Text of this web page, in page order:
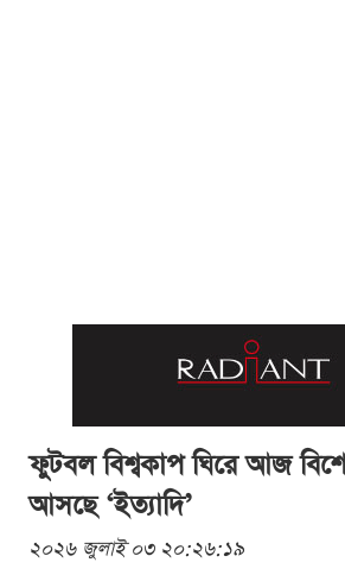
ফুটবল বিশ্বকাপ ঘিরে আজ
আসছে ‘ইত্যাদি’
২০২৬ জুলাই ০৩ ২০:২৬:১৯